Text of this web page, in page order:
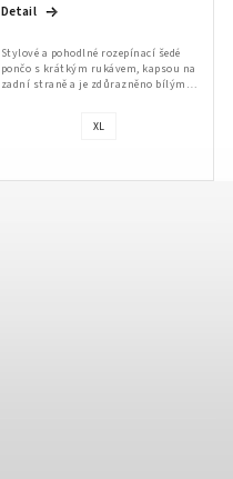
Detail
Stylové a pohodlné rozepínací šedé
pončo s krátkým rukávem, kapsou na
zadní straně a je zdůrazněno bílým
XL